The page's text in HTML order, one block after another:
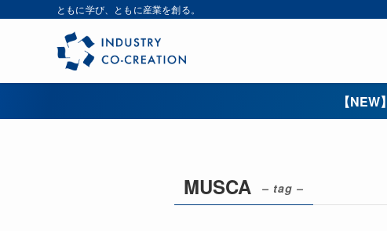
ともに学び、ともに産業を創る。
【
MUSCA – tag –